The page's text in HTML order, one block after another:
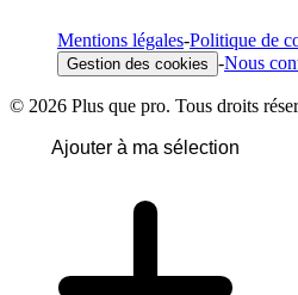
Mentions légales-Politique de
Gestion des cookies -Nous
© 2026 Plus que pro. Tous droits
Ajouter à ma sélection